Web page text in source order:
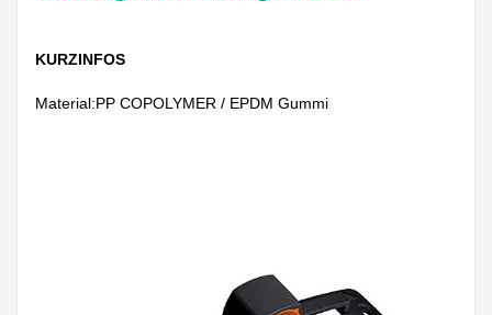
KURZINFOS
Material:PP COPOLYMER / EPDM Gummi